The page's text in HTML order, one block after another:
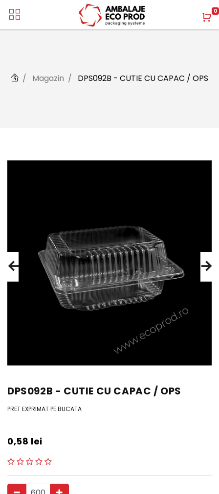
0
Magazin DPS092B - CUTIE CU CAPAC / OPS
DPS092B - CUTIE CU CAPAC / OPS
PRET EXPRIMAT PE BUCATA
0,58 lei